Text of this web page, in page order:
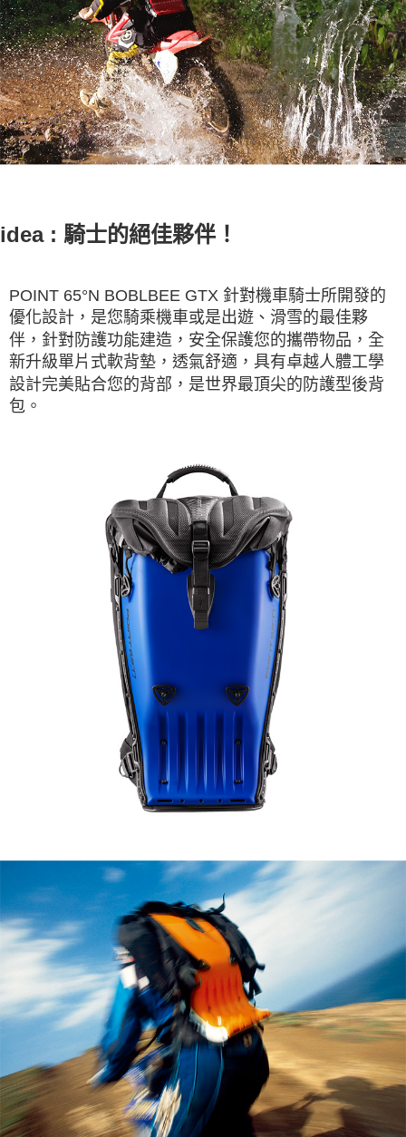
idea : 騎士的絕佳夥伴！
POINT 65°N BOBLBEE GTX 針對機車騎士所開發的
優化設計，是您騎乘機車或是出遊、滑雪的最佳夥
伴，針對防護功能建造，安全保護您的攜帶物品，全
新升級單片式軟背墊，透氣舒適，具有卓越人體工學
設計完美貼合您的背部，是世界最頂尖的防護型後背
包。